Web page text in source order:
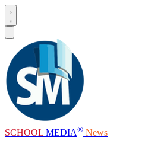
SCHOOL MEDIA® News